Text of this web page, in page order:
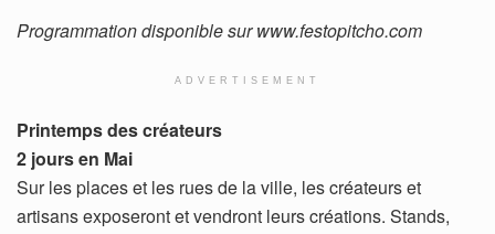
Programmation disponible sur www.festopitcho.com
ADVERTISEMENT
Printemps des créateurs
2 jours en Mai
Sur les places et les rues de la ville, les créateurs et
artisans exposeront et vendront leurs créations. Stands,